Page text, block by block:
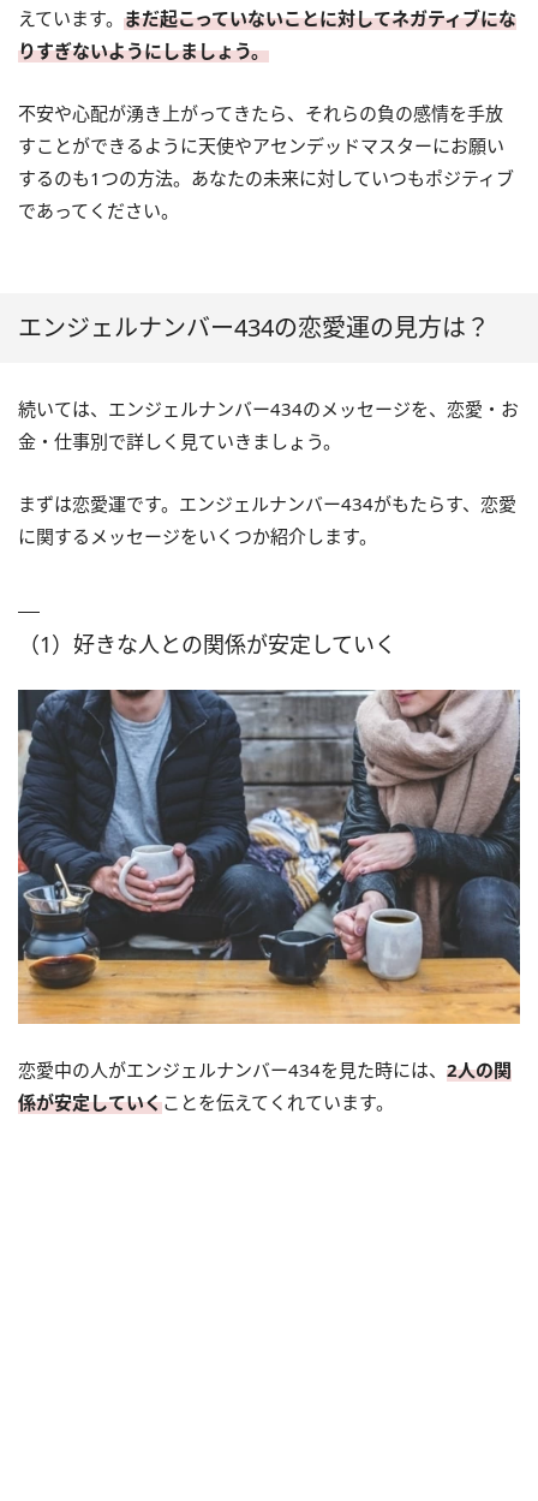
えています。 まだ起こっていないことに対してネガティブにな
りすぎないようにしましょう。
不安や心配が湧き上がってきたら、それらの負の感情を手放
すことができるように天使やアセンデッドマスターにお願い
するのも1つの方法。あなたの未来に対していつもポジティブ
であってください。
エンジェルナンバー434の恋愛運の見方は？
続いては、エンジェルナンバー434のメッセージを、恋愛・お
金・仕事別で詳しく見ていきましょう。
まずは恋愛運です。エンジェルナンバー434がもたらす、恋愛
に関するメッセージをいくつか紹介します。
（1）好きな人との関係が安定していく
恋愛中の人がエンジェルナンバー434を見た時には、 2人の関
係が安定していくことを伝えてくれています。